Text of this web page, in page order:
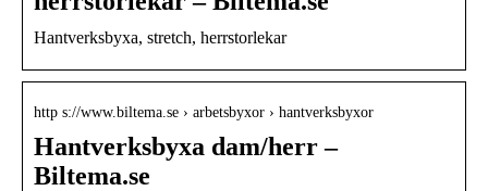
Hantverksbyxa, stretch, herrstorlekar
http s://www.biltema.se › arbetsbyxor › hantverksbyxor
Hantverksbyxa dam/herr –
Biltema.se